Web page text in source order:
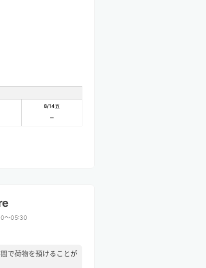
8/14五
〜05:30
で荷物を預けることが